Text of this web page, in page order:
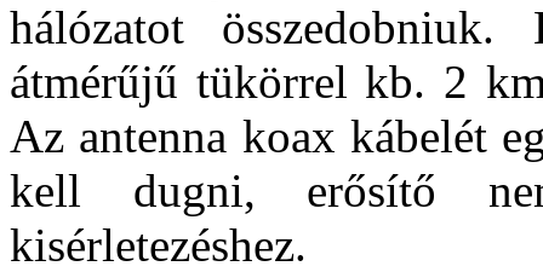
hálózatot
átmérűjű tükörrel kb. 2
Az antenna koax kábelét
kell dugni, erősítő
kisérletezéshez.